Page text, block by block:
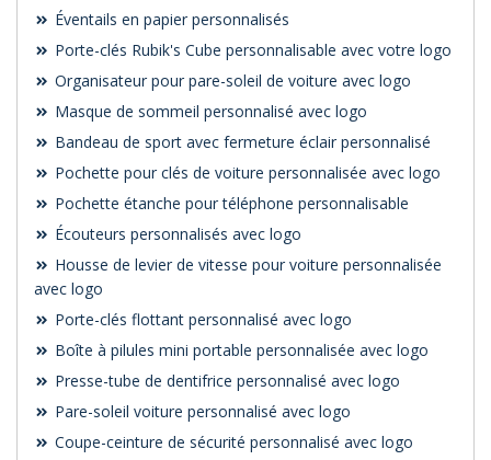
Éventails en papier personnalisés
Porte-clés Rubik's Cube personnalisable avec votre logo
Organisateur pour pare-soleil de voiture avec logo
Masque de sommeil personnalisé avec logo
Bandeau de sport avec fermeture éclair personnalisé
Pochette pour clés de voiture personnalisée avec logo
Pochette étanche pour téléphone personnalisable
Écouteurs personnalisés avec logo
Housse de levier de vitesse pour voiture personnalisée
avec logo
Porte-clés flottant personnalisé avec logo
Boîte à pilules mini portable personnalisée avec logo
Presse-tube de dentifrice personnalisé avec logo
Pare-soleil voiture personnalisé avec logo
Coupe-ceinture de sécurité personnalisé avec logo